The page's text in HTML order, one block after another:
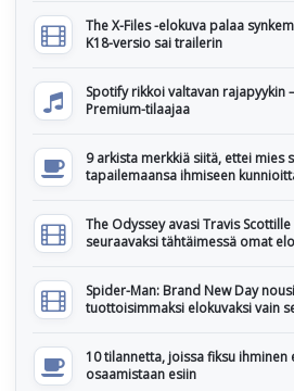
The X-Files -elokuva palaa
K18-versio sai trailerin
Spotify rikkoi valtavan rajapyykin
Premium-tilaajaa
9 arkista merkkiä siitä, ettei mies
tapailemaansa ihmiseen
The Odyssey avasi Travis
seuraavaksi tähtäimessä omat
Spider-Man: Brand New Day
tuottoisimmaksi elokuvaksi vain
10 tilannetta, joissa fiksu ihminen
osaamistaan esiin